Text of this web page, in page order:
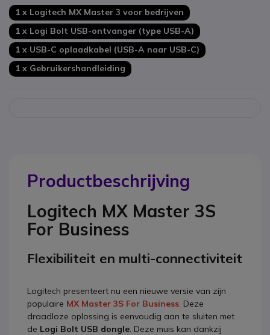
Mogelijkheid om van computer te veranderen via Easy-
Switch
1 x Logitech MX Master 3 voor bedrijven
1 x Logi Bolt USB-ontvanger (type USB-A)
1 x USB-C oplaadkabel (USB-A naar USB-C)
1 x Gebruikershandleiding
Productbeschrijving
Logitech MX Master 3S
For Business
Flexibiliteit en multi-connectiviteit
Logitech presenteert nu een nieuwe versie van zijn
populaire MX Master 3S For Business . Deze
draadloze oplossing is eenvoudig aan te sluiten met
de Logi Bolt USB dongle . Deze muis kan dankzij